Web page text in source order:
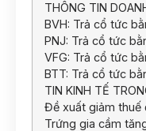
THÔNG TIN
BVH: Trả cổ tức
PNJ: Trả cổ tức
VFG: Trả cổ tức
BTT: Trả cổ tức
TIN KINH TẾ
Đề xuất giảm thuế
Trứng gia cầm